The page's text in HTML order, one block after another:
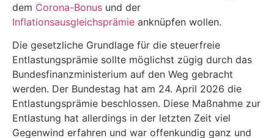
dem Corona-Bonus und der
Inflationsausgleichsprämie anknüpfen wollen.
Die gesetzliche Grundlage für die steuerfreie
Entlastungsprämie sollte möglichst zügig durch das
Bundesfinanzministerium auf den Weg gebracht
werden. Der Bundestag hat am 24. April 2026 die
Entlastungsprämie beschlossen. Diese Maßnahme zur
Entlastung hat allerdings in der letzten Zeit viel
Gegenwind erfahren und war offenkundig ganz und